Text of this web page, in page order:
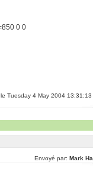
0 0
Tuesday 4 May 2004 13:31:13
Envoyé par: Mark